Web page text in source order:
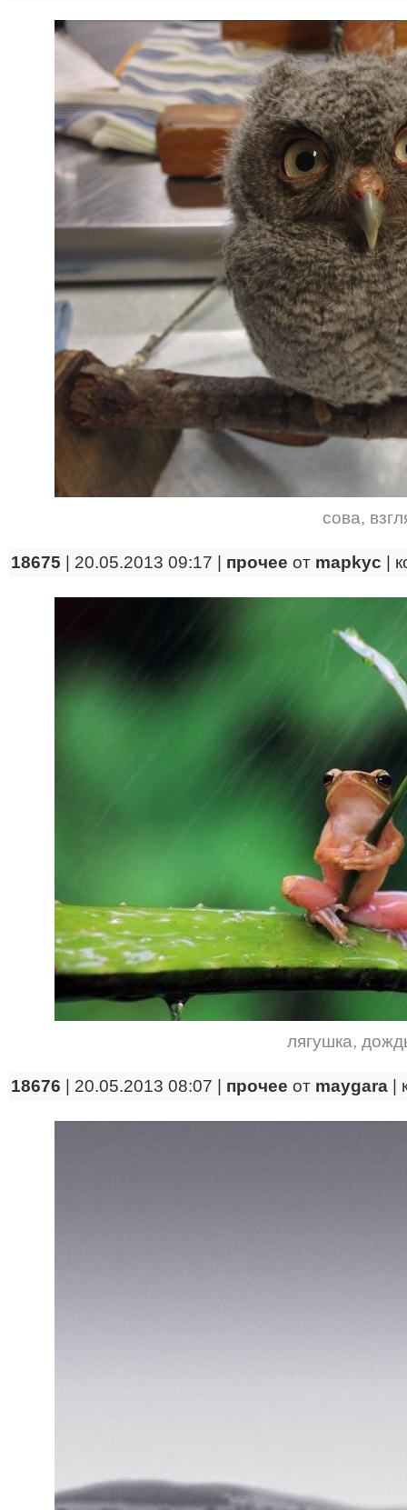
сова,
18675 | 20.05.2013 09:17 | прочее от mapkyc
лягушка,
18676 | 20.05.2013 08:07 | прочее от maygara